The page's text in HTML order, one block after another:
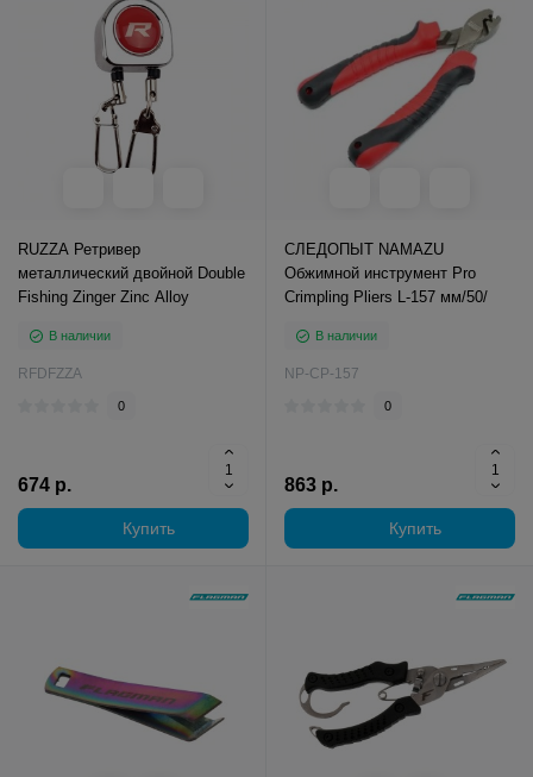
RUZZA Ретривер
металлический двойной Double
Fishing Zinger Zinc Alloy
В наличии
RFDFZZA
0
674 р.
Купить
СЛЕДОПЫТ NAMAZU
Обжимной инструмент Pro
Crimpling Pliers L-157 мм/50/
В наличии
NP-CP-157
0
863 р.
Купить